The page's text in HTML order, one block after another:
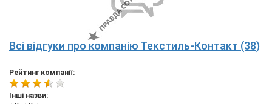
Всі відгуки про компанію Текстиль-Контакт (38)
Рейтинг компанії:
Інші назви: